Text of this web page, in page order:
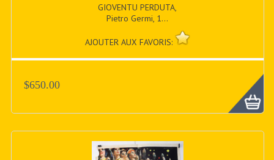
GIOVENTU PERDUTA,
Pietro Germi, 1...
AJOUTER AUX FAVORIS:
$650.00